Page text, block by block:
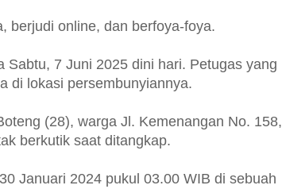
berjudi online, dan berfoya-foya.
7 Juni 2025 dini hari. Petugas yang
di lokasi persembunyiannya.
(28), warga Jl. Kemenangan No. 158,
berkutik saat ditangkap.
Januari 2024 pukul 03.00 WIB di sebuah